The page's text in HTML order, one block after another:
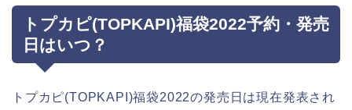
トプカピ(TOPKAPI)福袋2022予約・発売
日はいつ？
トプカピ(TOPKAPI)福袋2022の発売日は現在発表され